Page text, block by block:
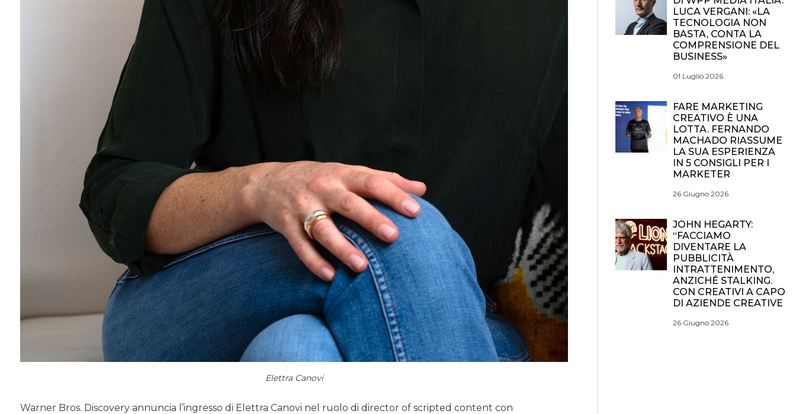
Elettra Canovi
Warner Bros. Discovery annuncia l’ingresso di Elettra Canovi nel ruolo di director of scripted content con
LUCA VERGANI: «LA
TECNOLOGIA NON
BASTA, CONTA LA
COMPRENSIONE DEL
BUSINESS»
01 Luglio 2026
FARE MARKETING
CREATIVO È UNA
LOTTA. FERNANDO
MACHADO RIASSUME
LA SUA ESPERIENZA
IN 5 CONSIGLI PER I
MARKETER
26 Giugno 2026
JOHN HEGARTY:
“FACCIAMO
DIVENTARE LA
PUBBLICITÀ
INTRATTENIMENTO,
ANZICHÉ STALKING.
CON CREATIVI A CAPO
DI AZIENDE CREATIVE
26 Giugno 2026